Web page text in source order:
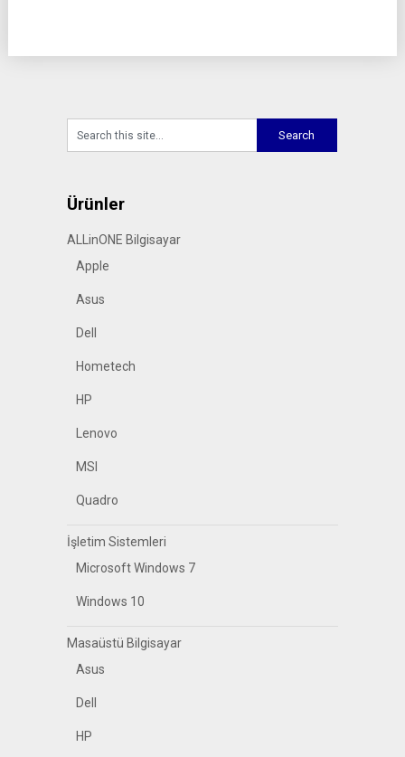
Ürünler
ALLinONE Bilgisayar
Apple
Asus
Dell
Hometech
HP
Lenovo
MSI
Quadro
İşletim Sistemleri
Microsoft Windows 7
Windows 10
Masaüstü Bilgisayar
Asus
Dell
HP